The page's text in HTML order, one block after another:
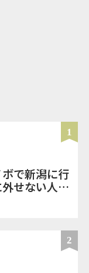
1
で新潟に行
せない人気
2